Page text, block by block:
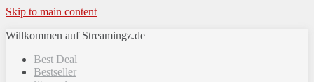
Skip to main content
Willkommen auf Streamingz.de
Best Deal
Bestseller